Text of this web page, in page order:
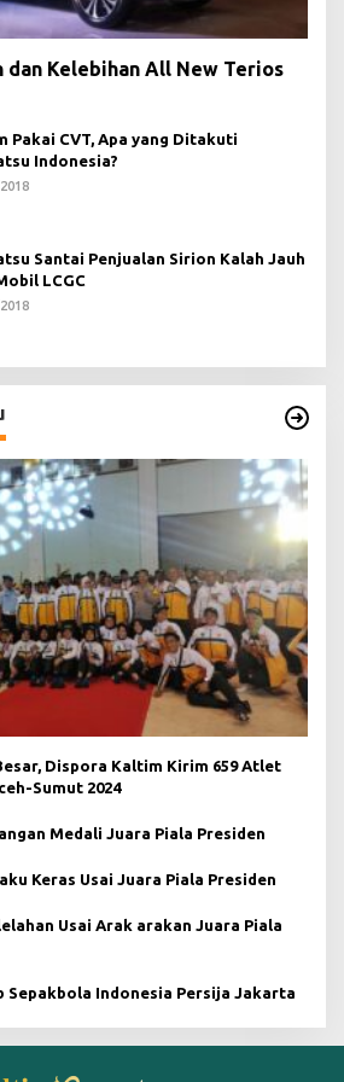
dan Kelebihan All New Terios
Pakai CVT, Apa yang Ditakuti
Indonesia?
Santai Penjualan Sirion Kalah Jauh
LCGC
Dispora Kaltim Kirim 659 Atlet
Sumut 2024
Medali Juara Piala Presiden
Keras Usai Juara Piala Presiden
Usai Arak arakan Juara Piala
Sepakbola Indonesia Persija Jakarta